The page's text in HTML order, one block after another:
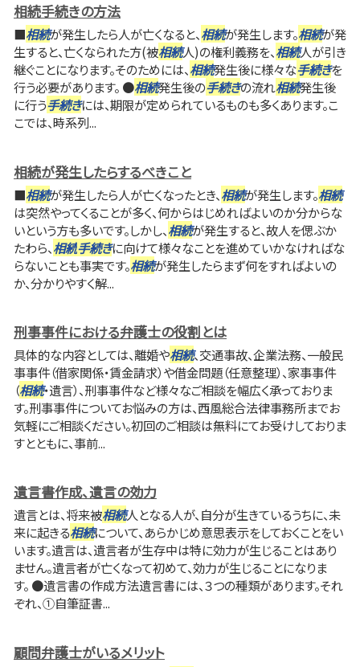
相続手続きの方法
■相続が発生したら人が亡くなると、相続が発生します。相続が発
生すると、亡くなられた方(被相続人)の権利義務を、相続人が引き
継ぐことになります。そのためには、相続発生後に様々な手続きを
行う必要があります。 ●相続発生後の手続きの流れ相続発生後
に行う手続きには、期限が定められているものも多くあります。こ
こでは、時系列...
相続が発生したらするべきこと
■相続が発生したら人が亡くなったとき、相続が発生します。相続
は突然やってくることが多く、何からはじめればよいのか分からな
いという方も多いです。しかし、相続が発生すると、故人を偲ぶか
たわら、相続手続きに向けて様々なことを進めていかなければな
らないことも事実です。相続が発生したらまず何をすればよいの
か、分かりやすく解...
刑事事件における弁護士の役割とは
具体的な内容としては、離婚や相続、交通事故、企業法務、一般民
事事件（借家関係・賃金請求）や借金問題（任意整理）、家事事件
（相続・遺言）、刑事事件など様々なご相談を幅広く承っておりま
す。刑事事件についてお悩みの方は、西風総合法律事務所までお
気軽にご相談ください。初回のご相談は無料にてお受けしておりま
すとともに、事前...
遺言書作成、遺言の効力
遺言とは、将来被相続人となる人が、自分が生きているうちに、未
来に起きる相続について、あらかじめ意思表示をしておくことをい
います。遺言は、遺言者が生存中は特に効力が生じることはあり
ません。遺言者が亡くなって初めて、効力が生じることになりま
す。 ●遺言書の作成方法遺言書には、３つの種類があります。それ
ぞれ、①自筆証書...
顧問弁護士がいるメリット